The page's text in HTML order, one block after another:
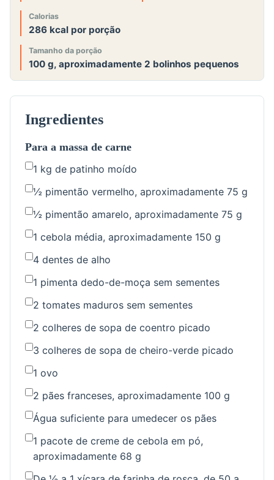
Calorias
286 kcal por porção
Tamanho da porção
100 g, aproximadamente 2 bolinhos pequenos
Ingredientes
Para a massa de carne
1 kg de patinho moído
½ pimentão vermelho, aproximadamente 75 g
½ pimentão amarelo, aproximadamente 75 g
1 cebola média, aproximadamente 150 g
4 dentes de alho
1 pimenta dedo-de-moça sem sementes
2 tomates maduros sem sementes
2 colheres de sopa de coentro picado
3 colheres de sopa de cheiro-verde picado
1 ovo
2 pães franceses, aproximadamente 100 g
Água suficiente para umedecer os pães
1 pacote de creme de cebola em pó,
aproximadamente 68 g